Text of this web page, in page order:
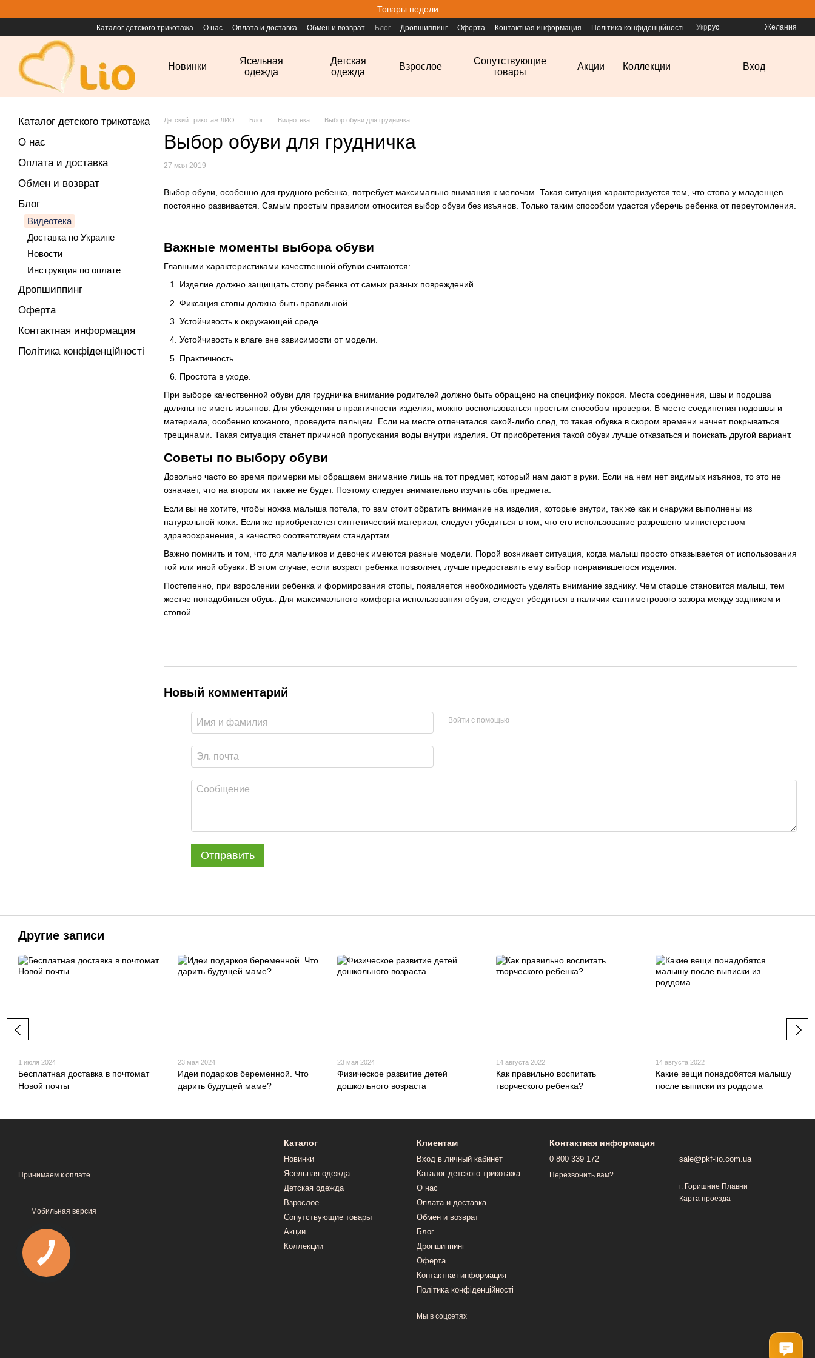
Товары недели
Каталог детского трикотажа О нас Оплата и доставка Обмен и возврат Блог Дропшиппинг Оферта Контактная информация Політика конфіденційності Укррус Желания
Новинки
Ясельная
одежда
Детская
одежда
Взрослое
Сопутствующие
товары
Акции Коллекции Вход
Детский трикотаж ЛИО Блог Видеотека Выбор обуви для грудничка
Выбор обуви для грудничка
27 мая 2019
Выбор обуви, особенно для грудного ребенка, потребует максимально внимания к мелочам. Такая ситуация характеризуется тем, что стопа у младенцев
постоянно развивается. Самым простым правилом относится выбор обуви без изъянов. Только таким способом удастся уберечь ребенка от переутомления.
Важные моменты выбора обуви
Главными характеристиками качественной обувки считаются:
Изделие должно защищать стопу ребенка от самых разных повреждений.
Фиксация стопы должна быть правильной.
Устойчивость к окружающей среде.
Устойчивость к влаге вне зависимости от модели.
Практичность.
Простота в уходе.
При выборе качественной обуви для грудничка внимание родителей должно быть обращено на специфику покроя. Места соединения, швы и подошва
должны не иметь изъянов. Для убеждения в практичности изделия, можно воспользоваться простым способом проверки. В месте соединения подошвы и
материала, особенно кожаного, проведите пальцем. Если на месте отпечатался какой-либо след, то такая обувка в скором времени начнет покрываться
трещинами. Такая ситуация станет причиной пропускания воды внутри изделия. От приобретения такой обуви лучше отказаться и поискать другой вариант.
Советы по выбору обуви
Довольно часто во время примерки мы обращаем внимание лишь на тот предмет, который нам дают в руки. Если на нем нет видимых изъянов, то это не
означает, что на втором их также не будет. Поэтому следует внимательно изучить оба предмета.
Если вы не хотите, чтобы ножка малыша потела, то вам стоит обратить внимание на изделия, которые внутри, так же как и снаружи выполнены из
натуральной кожи. Если же приобретается синтетический материал, следует убедиться в том, что его использование разрешено министерством
здравоохранения, а качество соответствуем стандартам.
Важно помнить и том, что для мальчиков и девочек имеются разные модели. Порой возникает ситуация, когда малыш просто отказывается от использования
той или иной обувки. В этом случае, если возраст ребенка позволяет, лучше предоставить ему выбор понравившегося изделия.
Постепенно, при взрослении ребенка и формирования стопы, появляется необходимость уделять внимание заднику. Чем старше становится малыш, тем
жестче понадобиться обувь. Для максимального комфорта использования обуви, следует убедиться в наличии сантиметрового зазора между задником и
стопой.
Новый комментарий
Войти с помощью
Отправить
Каталог детского трикотажа
О нас
Оплата и доставка
Обмен и возврат
Блог
Видеотека
Доставка по Украине
Новости
Инструкция по оплате
Дропшиппинг
Оферта
Контактная информация
Політика конфіденційності
Другие записи
1 июля 2024
Бесплатная доставка в почтомат
Новой почты
23 мая 2024
Идеи подарков беременной. Что
дарить будущей маме?
23 мая 2024
Физическое развитие детей
дошкольного возраста
14 августа 2022
Как правильно воспитать
творческого ребенка?
14 августа 2022
Какие вещи понадобятся малышу
после выписки из роддома
Принимаем к оплате
Мобильная версия
Каталог
Новинки
Ясельная одежда
Детская одежда
Взрослое
Сопутствующие товары
Акции
Коллекции
Клиентам
Вход в личный кабинет
Каталог детского трикотажа
О нас
Оплата и доставка
Обмен и возврат
Блог
Дропшиппинг
Оферта
Контактная информация
Політика конфіденційності
Мы в соцсетях
Контактная информация
0 800 339 172
Перезвонить вам?
sale@pkf-lio.com.ua
г. Горишние Плавни
Карта проезда